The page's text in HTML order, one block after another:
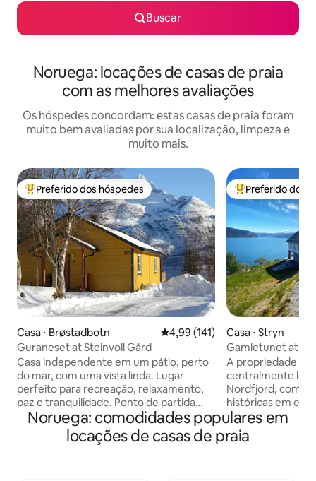
Buscar
Noruega: locações de casas de praia
com as melhores avaliações
Os hóspedes concordam: estas casas de praia foram
muito bem avaliadas por sua localização, limpeza e
muito mais.
Entre os melhores preferidos dos hóspedes
Preferido dos hóspedes
Casa ⋅ Brøstadbotn 4,99 de uma avaliação média de
4,99 (141)
Guraneset at Steinvoll Gård
Casa independente em um pátio, perto
do mar, com uma vista linda. Lugar
perfeito para recreação, relaxamento,
paz e tranquilidade. Ponto de partida
fácil para passeios nas montanhas, no
mar e na paisagem cultural. Relaxe em
contato próximo com nossas ovelhas e
Entre os
Preferido dos
Casa ⋅ Stryn
Gamletunet at
A propriedade de
centralmente
Nordfjord, com 4
históricas em
Noruega
tranquilidade e
magníficas e
Noruega: comodidades populares em
locações de casas de praia